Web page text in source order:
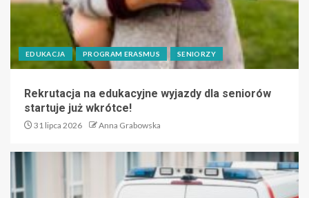
EDUKACJA PROGRAM ERASMUS SENIORZY
Rekrutacja na edukacyjne wyjazdy dla seniorów
startuje już wkrótce!
31 lipca 2026 Anna Grabowska